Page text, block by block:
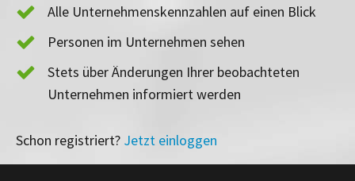
Alle Unternehmenskennzahlen auf einen Blick
Personen im Unternehmen sehen
Stets über Änderungen Ihrer beobachteten
Unternehmen informiert werden
Schon registriert? Jetzt einloggen